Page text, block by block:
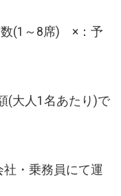
(1～8席) ×：予
(大人1名あたり)で
社・乗務員にて運